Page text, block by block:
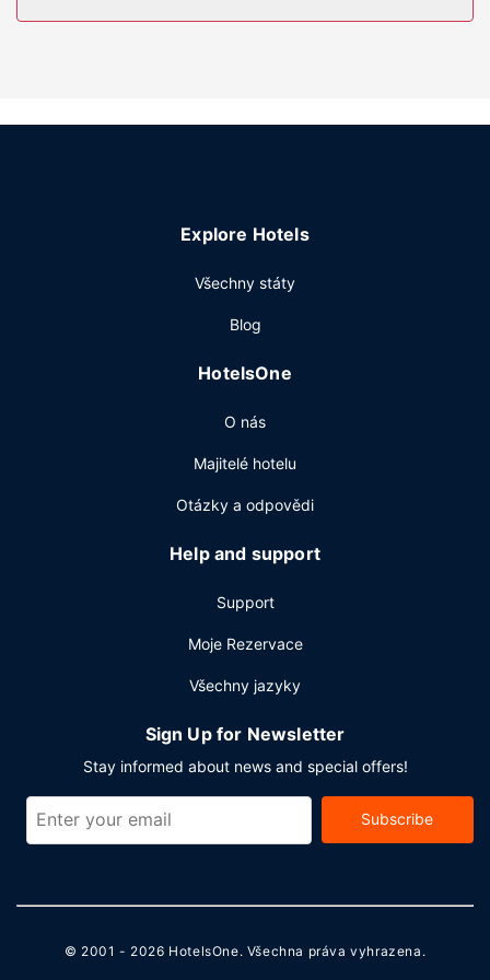
nepřetržitým provozem. Tento hotel dále nabízí:
Když dostanete v hotelu hlad, navštivte restauraci Garden
také zůstat v pohodlí svého pokoje a využít pokojovou
zakončit u svého oblíbeného nápoje, navštivte
snídani, která se podává ve všední dny od 6:30 do 10:00
Hostům jsou k dispozici expresní ubytování, expresní
odhlášení při odjezdu a čistírna oděvů. Hodláte uspořádat
obchodní nebo společenskou akci? V tomto hotelu můžete
využít konferenční prostory o velikosti 130 m
areálu je hostům k dispozici samostatné parkování
Explore Hotels
Všechny státy
Blog
HotelsOne
O nás
Majitelé hotelu
Otázky a odpovědi
Help and support
Support
Moje Rezervace
Všechny jazyky
Sign Up for Newsletter
Stay informed about news and special offers!
Subscribe
© 2001 - 2026 HotelsOne. Všechna práva vyhrazena.